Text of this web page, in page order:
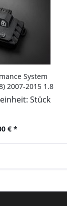
System
2007-2015 1.8
118kW,
Stück
€ *